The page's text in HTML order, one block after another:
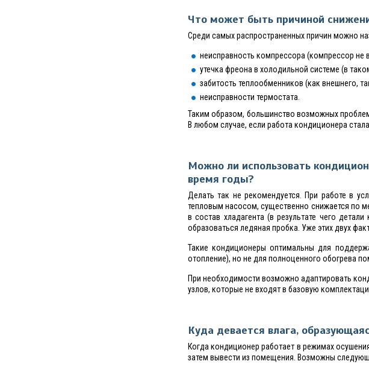
Что может быть причиной
Среди самых распространенных причин можно
неисправность компрессора (компрессор не
утечка фреона в холодильной системе (в
забитость теплообменников (как внешнего,
неисправности термостата.
Таким образом, большинство возможных
В любом случае, если работа кондиционера
Можно ли использовать
время годы?
Делать так не рекомендуется. При работе в
тепловым насосом, существенно снижается по
в состав хладагента (в результате чего
образоваться ледяная пробка. Уже этих двух
Такие кондиционеры оптимальны для
отопление), но не для полноценного обогрева
При необходимости возможно адаптировать
узлов, которые не входят в базовую
Куда девается влага,
Когда кондиционер работает в режимах
затем вывести из помещения. Возможны